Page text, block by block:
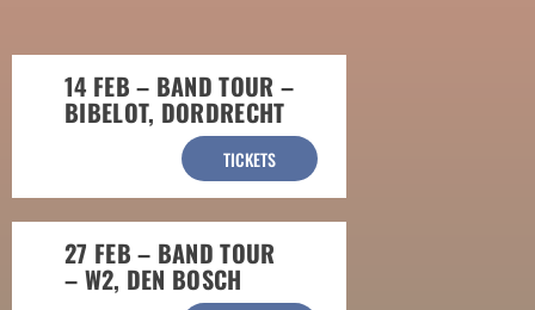
14 FEB – BAND TOUR –
BIBELOT, DORDRECHT
TICKETS
27 FEB – BAND TOUR
– W2, DEN BOSCH